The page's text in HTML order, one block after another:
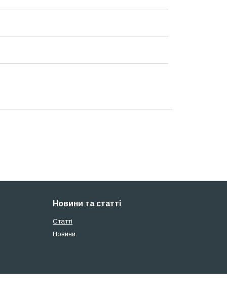
Новини та статті
Статті
Новини